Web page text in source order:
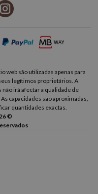
web são utilizadas apenas para
legítimos proprietários. A
irá afectar a qualidade de
capacidades são aproximadas,
quantidades exactas.
©